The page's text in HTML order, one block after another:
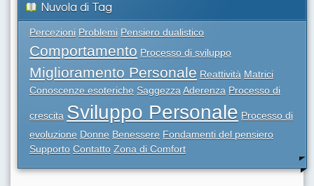
Nuvola di Tag
Percezioni Problemi Pensiero dualistico
Comportamento Processo di sviluppo
Miglioramento Personale Reattività Matrici
Conoscenze esoteriche Saggezza Aderenza Processo di
crescita Sviluppo Personale Processo di
evoluzione Donne Benessere Fondamenti del pensiero
Supporto Contatto Zona di Comfort